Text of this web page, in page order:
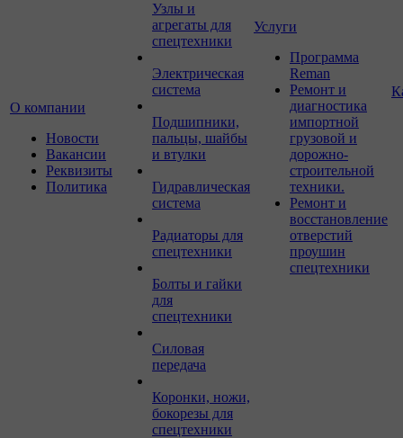
О компании
Новости
Вакансии
Реквизиты
Политика
Узлы и
агрегаты для
спецтехники
Электрическая
система
Подшипники,
пальцы, шайбы
и втулки
Гидравлическая
система
Радиаторы для
спецтехники
Болты и гайки
для
спецтехники
Силовая
передача
Коронки, ножи,
бокорезы для
спецтехники
Услуги
Программа
Reman
Ремонт и
диагностика
импортной
грузовой и
дорожно-
строительной
техники.
Ремонт и
восстановление
отверстий
проушин
спецтехники